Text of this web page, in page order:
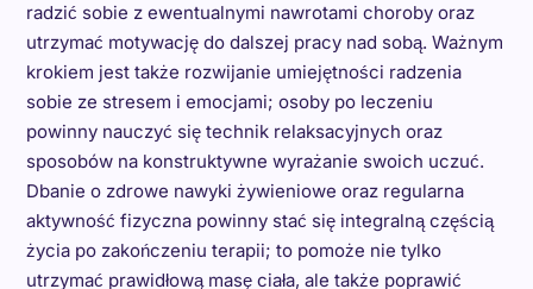
radzić sobie z ewentualnymi nawrotami choroby oraz
utrzymać motywację do dalszej pracy nad sobą. Ważnym
krokiem jest także rozwijanie umiejętności radzenia
sobie ze stresem i emocjami; osoby po leczeniu
powinny nauczyć się technik relaksacyjnych oraz
sposobów na konstruktywne wyrażanie swoich uczuć.
Dbanie o zdrowe nawyki żywieniowe oraz regularna
aktywność fizyczna powinny stać się integralną częścią
życia po zakończeniu terapii; to pomoże nie tylko
utrzymać prawidłową masę ciała, ale także poprawić